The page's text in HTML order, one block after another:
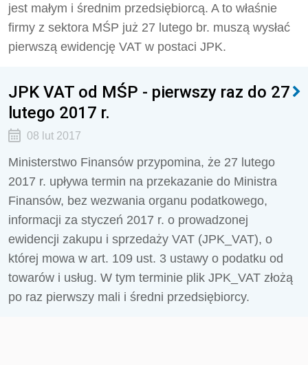
jest małym i średnim przedsiębiorcą. A to właśnie
firmy z sektora MŚP już 27 lutego br. muszą wysłać
pierwszą ewidencję VAT w postaci JPK.
JPK VAT od MŚP - pierwszy raz do 27
lutego 2017 r.
08 lut 2017
Ministerstwo Finansów przypomina, że 27 lutego
2017 r. upływa termin na przekazanie do Ministra
Finansów, bez wezwania organu podatkowego,
informacji za styczeń 2017 r. o prowadzonej
ewidencji zakupu i sprzedaży VAT (JPK_VAT), o
której mowa w art. 109 ust. 3 ustawy o podatku od
towarów i usług. W tym terminie plik JPK_VAT złożą
po raz pierwszy mali i średni przedsiębiorcy.